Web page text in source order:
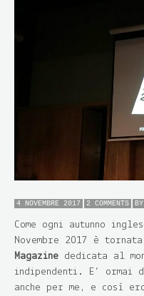
4 NOVEMBRE 2017 2 COMMENTS BY
Come ogni autunno
Novembre 2017 è
Magazine dedicata al
indipendenti. E’ ormai
anche per me, e così